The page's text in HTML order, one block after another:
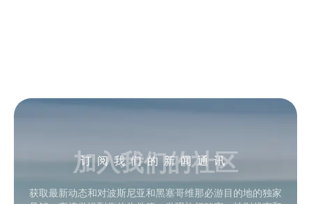
订阅我们的新闻通讯
加入我们的社区
获取最新动态和对波斯尼亚和黑塞哥维那必游目的地的独家